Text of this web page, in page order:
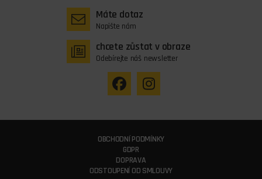
Máte dotaz
Napište nám
chcete zůstat v obraze
Odebírejte náš newsletter
OBCHODNÍ PODMÍNKY
GDPR
DOPRAVA
ODSTOUPENÍ OD SMLOUVY